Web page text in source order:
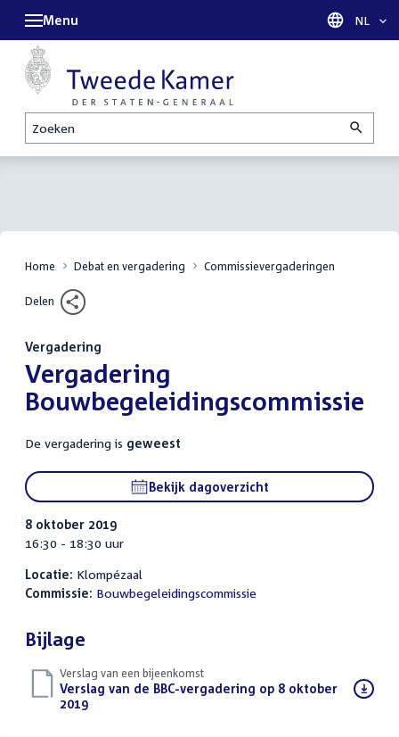
Zoeken
Menu Taal
NL
Home Debat en vergadering Commissievergaderingen
Delen
Vergadering
:Vergadering
Bouwbegeleidingscommissie
De vergadering is geweest
Bekijk dagoverzicht
8 oktober 2019
16:30 - 18:30 uur
Locatie: Klompézaal
Commissie: Bouwbegeleidingscommissie
Bijlage
Verslag van een bijeenkomst
Download
bestand:
Verslag van de BBC-vergadering op 8 oktober
2019(PDF)